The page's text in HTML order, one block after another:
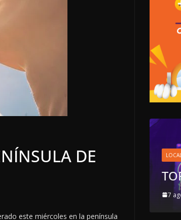
DE
este miércoles en la península
LOCALES OPINIÓN
TOP TEN DEL REPUDIO